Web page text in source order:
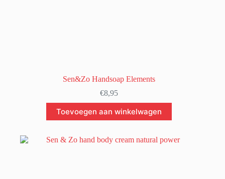
Sen&Zo Handsoap Elements
€8,95
Toevoegen aan winkelwagen